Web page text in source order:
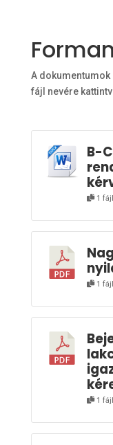
A
fájl nevére
B-
1
1
1